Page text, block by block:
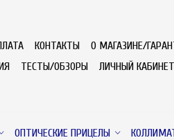
КОНТАКТЫ
О МАГАЗИНЕ/
ТЕСТЫ/ОБЗОРЫ ЛИЧНЫЙ КАБИНЕТ
ОПТИЧЕСКИЕ ПРИЦЕЛЫ